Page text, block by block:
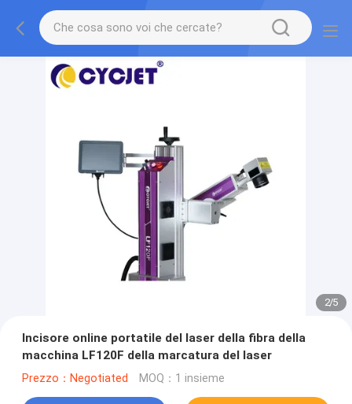
2/5
Incisore online portatile del laser della fibra della
macchina LF120F della marcatura del laser
Prezzo：Negotiated MOQ：1 insieme